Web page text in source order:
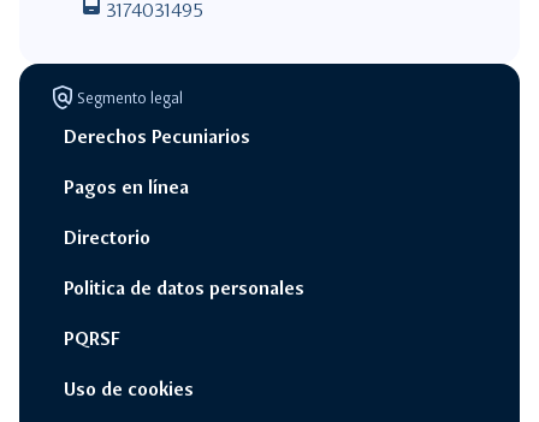
3174031495
policy Segmento legal
Derechos Pecuniarios
Pagos en línea
Directorio
Politica de datos personales
PQRSF
Uso de cookies